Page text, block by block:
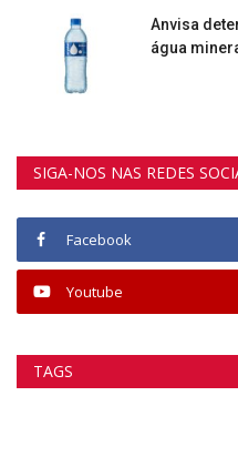
Anvisa
água
SIGA-NOS NAS REDES
Facebook
Youtube
TAGS